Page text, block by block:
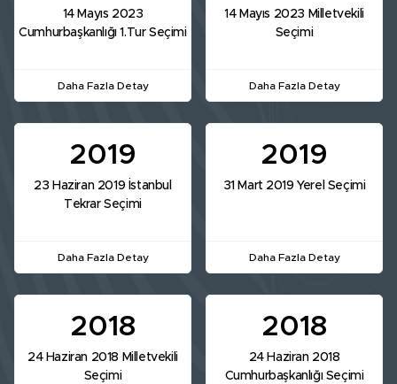
14 Mayıs 2023
Cumhurbaşkanlığı 1.Tur Seçimi
Daha Fazla Detay
14 Mayıs 2023 Milletvekili
Seçimi
Daha Fazla Detay
2019
23 Haziran 2019 İstanbul
Tekrar Seçimi
Daha Fazla Detay
2019
31 Mart 2019 Yerel Seçimi
Daha Fazla Detay
2018
24 Haziran 2018 Milletvekili
Seçimi
2018
24 Haziran 2018
Cumhurbaşkanlığı Seçimi